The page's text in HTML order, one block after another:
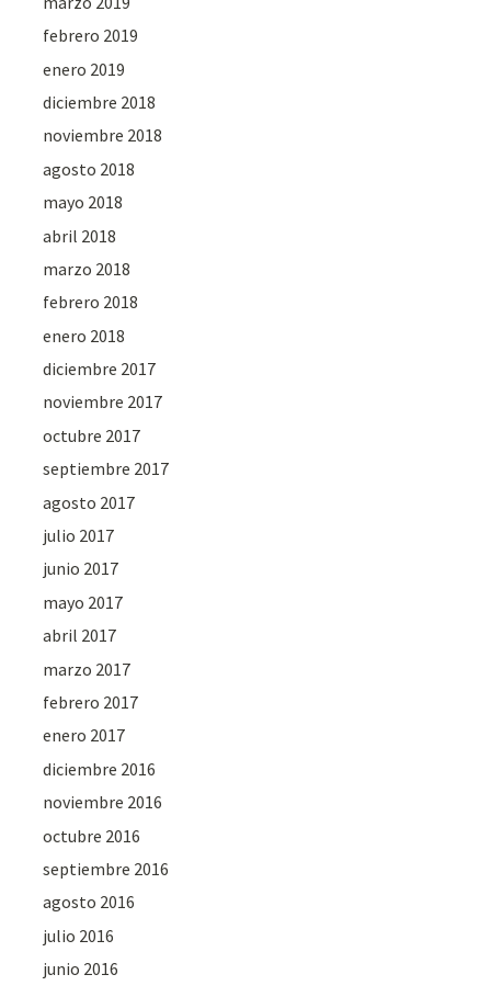
febrero 2019
enero 2019
diciembre 2018
noviembre 2018
agosto 2018
mayo 2018
abril 2018
marzo 2018
febrero 2018
enero 2018
diciembre 2017
noviembre 2017
octubre 2017
septiembre 2017
agosto 2017
julio 2017
junio 2017
mayo 2017
abril 2017
marzo 2017
febrero 2017
enero 2017
diciembre 2016
noviembre 2016
octubre 2016
septiembre 2016
agosto 2016
julio 2016
junio 2016